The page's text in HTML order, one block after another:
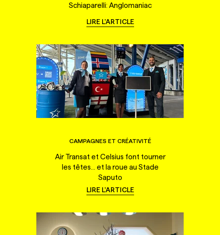
Schiaparelli: Anglomaniac
LIRE L'ARTICLE
CAMPAGNES ET CRÉATIVITÉ
Air Transat et Celsius font tourner
les têtes... et la roue au Stade
Saputo
LIRE L'ARTICLE